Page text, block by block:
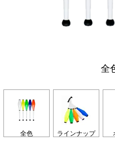
全
全色 ラインナップ